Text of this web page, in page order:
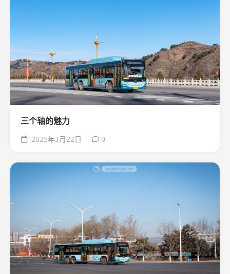
三个轴的魅力
2025年3月22日 0